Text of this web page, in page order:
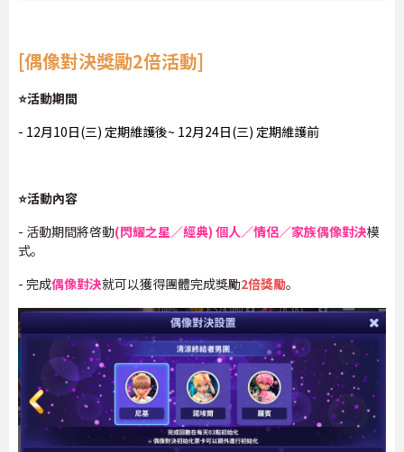
[偶像對決獎勵2倍活動]
⭐活動期間
- 12月10日(三) 定期維護後~ 12月24日(三) 定期維護前
⭐活動內容
- 活動期間將啓動(閃耀之星／經典) 個人／情侶／家族偶像對決模
式。
- 完成偶像對決就可以獲得團體完成獎勵2倍獎勵。